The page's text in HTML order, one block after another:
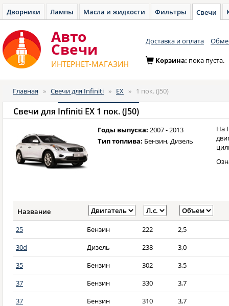
Дворники Лампы Масла и жидкости Фильтры Свечи
Авто
Cвечи
ИНТЕРНЕТ-МАГАЗИН
Доставка и оплата
Корзина: пока пуста.
Главная » Свечи для Infiniti » EX » 1 пок. (J50)
Свечи для Infiniti EX 1 пок. (J50)
Годы выпуска: 2007 - 2013
Тип топлива: Бензин, Дизель
На
Название
25
Бензин 222
2,5
30d
Дизель 238
3,0
35
Бензин 302
3,5
37
Бензин 330
3,7
37
Бензин 310 3,7